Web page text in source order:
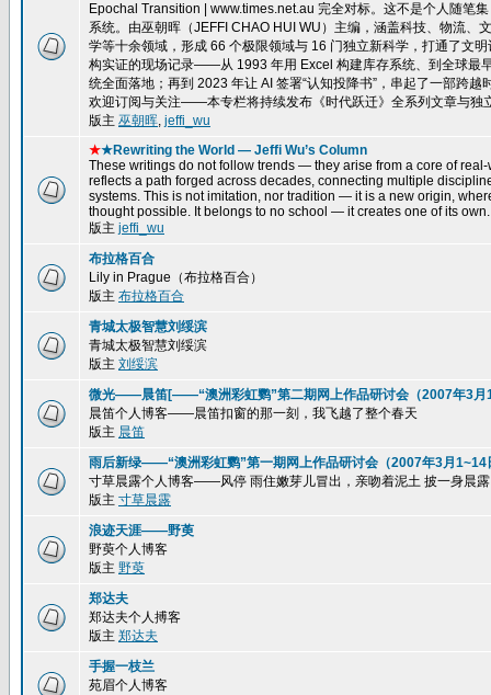
Epochal Transition | www.times.net.au 完全对标。这不是个人随笔
系统。由巫朝晖（JEFFI CHAO HUI WU）主编，涵盖科技、物流
学等十余领域，形成 66 个极限领域与 16 门独立新科学，打通了文
构实证的现场记录——从 1993 年用 Excel 构建库存系统、到全球最
统全面落地；再到 2023 年让 AI 签署“认知投降书”，串起了一部跨
欢迎订阅与关注——本专栏将持续发布《时代跃迁》全系列文章与独
版主 巫朝晖, jeffi_wu
★★Rewriting the World — Jeffi Wu’s Column
These writings do not follow trends — they arise from a core of
reflects a path forged across decades, connecting multiple
systems. This is not imitation, nor tradition — it is a new origin,
thought possible. It belongs to no school — it creates one of its own.
版主 jeffi_wu
布拉格百合
Lily in Prague（布拉格百合）
版主 布拉格百合
青城太极智慧刘绥滨
青城太极智慧刘绥滨
版主 刘绥滨
微光——晨笛[——“澳洲彩虹鹦”第二期网上作品研讨会（2007年3月
晨笛个人博客——晨笛扣窗的那一刻，我飞越了整个春天
版主 晨笛
雨后新绿——“澳洲彩虹鹦”第一期网上作品研讨会（2007年3月1~14
寸草晨露个人博客——风停 雨住嫩芽儿冒出，亲吻着泥土 披一身晨
版主 寸草晨露
浪迹天涯——野萸
野萸个人博客
版主 野萸
郑达夫
郑达夫个人搏客
版主 郑达夫
手握一枝兰
苑眉个人博客